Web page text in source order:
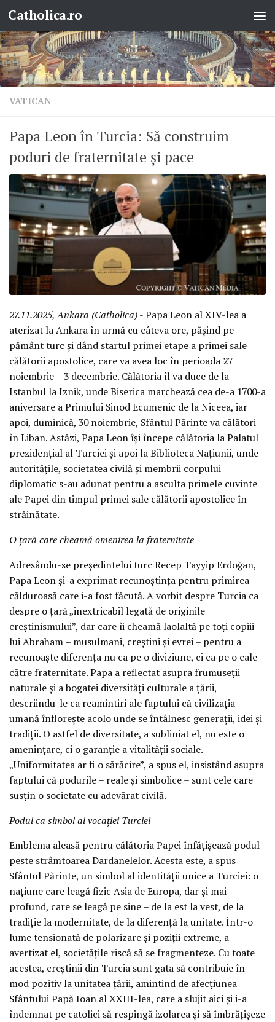
Skip to content
Catholica.ro
VATICAN
Papa Leon în Turcia: Să construim
poduri de fraternitate și pace
27.11.2025, Ankara (Catholica)- Papa Leon al XIV-lea a
aterizat la Ankara în urmă cu câteva ore, pășind pe
pământ turc și dând startul primei etape a primei sale
călătorii apostolice, care va avea loc în perioada 27
noiembrie – 3 decembrie. Călătoria îl va duce de la
Istanbul la Iznik, unde Biserica marchează cea de-a 1700-a
aniversare a Primului Sinod Ecumenic de la Niceea, iar
apoi, duminică, 30 noiembrie, Sfântul Părinte va călători
în Liban. Astăzi, Papa Leon își începe călătoria la Palatul
prezidențial al Turciei și apoi la Biblioteca Națiunii, unde
autoritățile, societatea civilă și membrii corpului
diplomatic s-au adunat pentru a asculta primele cuvinte
ale Papei din timpul primei sale călătorii apostolice în
străinătate.
O țară care cheamă omenirea la fraternitate
Adresându-se președintelui turc Recep Tayyip Erdoğan,
Papa Leon și-a exprimat recunoștința pentru primirea
călduroasă care i-a fost făcută. A vorbit despre Turcia ca
despre o țară „inextricabil legată de originile
creștinismului”, dar care îi cheamă laolaltă pe toți copiii
lui Abraham – musulmani, creștini și evrei – pentru a
recunoaște diferența nu ca pe o diviziune, ci ca pe o cale
către fraternitate. Papa a reflectat asupra frumuseții
naturale și a bogatei diversități culturale a țării,
descriindu-le ca reamintiri ale faptului că civilizația
umană înflorește acolo unde se întâlnesc generații, idei și
tradiții. O astfel de diversitate, a subliniat el, nu este o
amenințare, ci o garanție a vitalității sociale.
„Uniformitatea ar fi o sărăcire”, a spus el, insistând asupra
faptului că podurile – reale și simbolice – sunt cele care
susțin o societate cu adevărat civilă.
Podul ca simbol al vocației Turciei
Emblema aleasă pentru călătoria Papei înfățișează podul
peste strâmtoarea Dardanelelor. Acesta este, a spus
Sfântul Părinte, un simbol al identității unice a Turciei: o
națiune care leagă fizic Asia de Europa, dar și mai
profund, care se leagă pe sine – de la est la vest, de la
tradiție la modernitate, de la diferență la unitate. Într-o
lume tensionată de polarizare și poziții extreme, a
avertizat el, societățile riscă să se fragmenteze. Cu toate
acestea, creștinii din Turcia sunt gata să contribuie în
mod pozitiv la unitatea țării, amintind de afecțiunea
Sfântului Papă Ioan al XXIII-lea, care a slujit aici și i-a
îndemnat pe catolici să respingă izolarea și să îmbrățișeze